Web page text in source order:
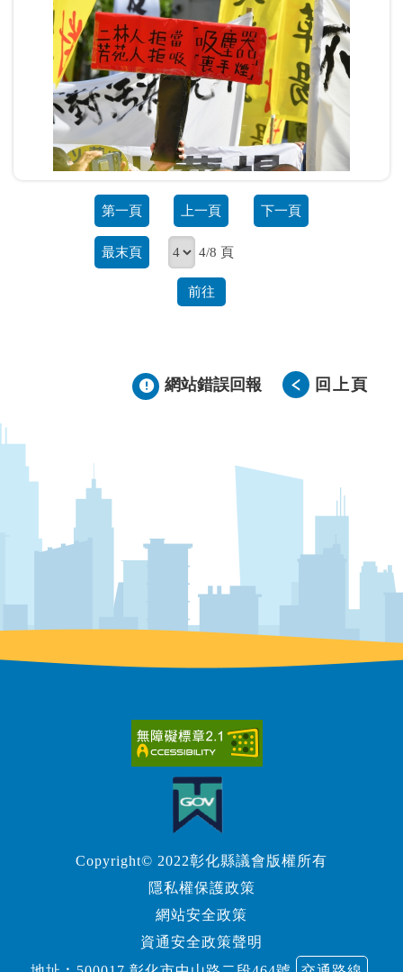
第一頁 上一頁 下一頁
最末頁 4/8 頁
前往
網站錯誤回報 回上頁
Copyright© 2022彰化縣議會版權所有
隱私權保護政策
網站安全政策
資通安全政策聲明